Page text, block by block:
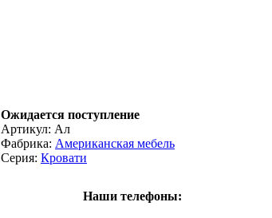
Ожидается поступление
Артикул: Ал
Фабрика: Американская мебель
Серия: Кровати
Наши телефоны: